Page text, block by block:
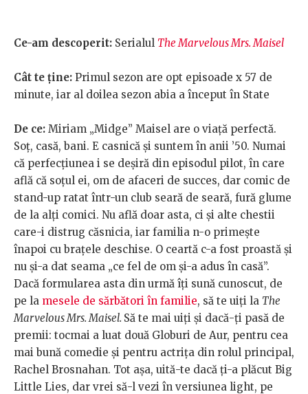
Ce-am descoperit: Serialul The Marvelous Mrs. Maisel
Cât te ține: Primul sezon are opt episoade x 57 de
minute, iar al doilea sezon abia a început în State
De ce: Miriam „Midge” Maisel are o viață perfectă.
Soț, casă, bani. E casnică și suntem în anii ’50. Numai
că perfecțiunea i se deșiră din episodul pilot, în care
află că soțul ei, om de afaceri de succes, dar comic de
stand-up ratat într-un club seară de seară, fură glume
de la alți comici. Nu află doar asta, ci și alte chestii
care-i distrug căsnicia, iar familia n-o primește
înapoi cu brațele deschise. O ceartă c-a fost proastă și
nu și-a dat seama „ce fel de om și-a adus în casă”.
Dacă formularea asta din urmă îți sună cunoscut, de
pe la mesele de sărbători în familie, să te uiți la The
Marvelous Mrs. Maisel. Să te mai uiți și dacă-ți pasă de
premii: tocmai a luat două Globuri de Aur, pentru cea
mai bună comedie și pentru actrița din rolul principal,
Rachel Brosnahan. Tot așa, uită-te dacă ți-a plăcut Big
Little Lies, dar vrei să-l vezi în versiunea light, pe